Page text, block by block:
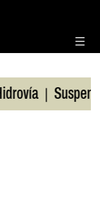
| Suspenden